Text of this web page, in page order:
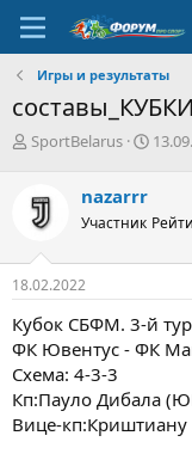
Игры и результаты
составы_КУБКИ
А
о
р
е
м
ы
SportBelarus
Д
н
ч
а
nazarrr
Участник
18.02.2022
Кубок СБФМ. 3-й
ФК Ювентус - ФК
Схема: 4-3-3
Кп:Пауло Дибала
Вице-